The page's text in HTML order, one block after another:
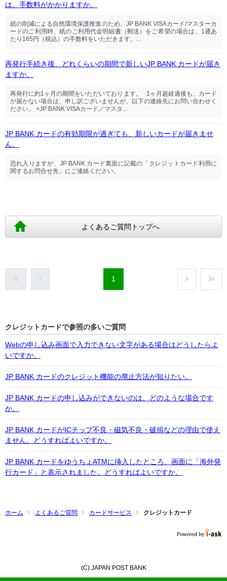
は、手数料がかかりますか。
紙の削減による自然環境保護推進のため、JP BANK VISAカード/マスターカ
ードのご利用時、紙のご利用代金明細書（郵送）をご希望の場合は、1通あ
たり165円（税込）の手数料をいただきます。...
再発行手続き後、どれくらいの期間で新しいJP BANK カードが届き
ますか。
再発行に約1ヶ月の期間をいただいております。 1ヶ月超経過後も、カード
が届かない場合は、申し訳ございませんが、以下の連絡先にお問い合わせく
ださい。 <JP BANK VISAカード／マスタ...
JP BANK カードの有効期限が過ぎても、新しいカードが届きませ
ん。
恐れ入りますが、JP BANK カード裏面に記載の「クレジットカード利用に
関するお問合せ先」にご連絡ください。
よくあるご質問トップへ
1
クレジットカードで参照の多いご質問
Webの申し込み画面で入力できない文字がある場合はどうしたらよ
いですか。
JP BANK カードのクレジット機能の廃止方法が知りたい。
JP BANK カードの申し込みができないのは、どのような場合です
か。
JP BANK カードがICチップ不良・磁気不良・破損などの理由で使え
ません。どうすればよいですか。
JP BANK カードをゆうちょATMに挿入したところ、画面に「海外発
行カード」と表示されました。どうすればよいですか。
ホーム よくあるご質問 カードサービス クレジットカード
(C) JAPAN POST BANK